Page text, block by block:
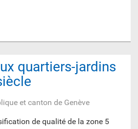
quartiers-jardins
et canton de Genève
de qualité de la zone 5